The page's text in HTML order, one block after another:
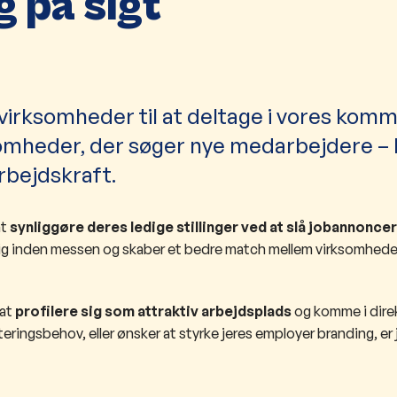
til at deltage i vores
der søger nye medarbejdere –
synliggøre deres ledige stillinger ved at slå
messen og skaber et bedre match mellem
profilere sig som attraktiv arbejdspladsog komme i
eller ønsker at styrke jeres employer branding,